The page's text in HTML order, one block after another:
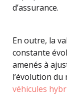
d’assurance.
En outre, la
constante
amenés à
l’évolution du
véhicules